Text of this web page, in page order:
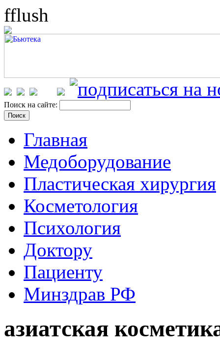
fflush
Поиск на сайте:
Главная
Медоборудование
Пластическая хирургия
Косметология
Психология
Доктору
Пациенту
Минздрав РФ
азиатская